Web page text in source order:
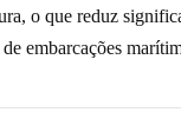
o que reduz
embarcações